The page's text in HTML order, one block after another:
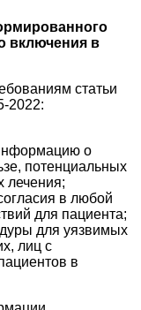
включения в
статьи
2022:
о
потенциальных
лечения;
в любой
для пациента;
для уязвимых
лиц с
в